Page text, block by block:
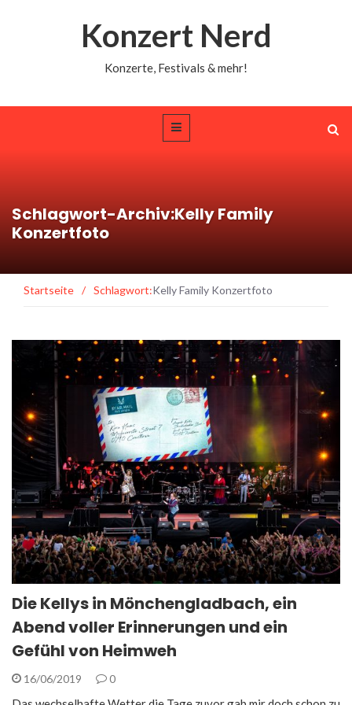
Konzert Nerd
Konzerte, Festivals & mehr!
Schlagwort-Archiv:Kelly Family
Konzertfoto
Startseite / Schlagwort:Kelly Family Konzertfoto
Die Kellys in Mönchengladbach, ein
Abend voller Erinnerungen und ein
Gefühl von Heimweh
16/06/2019 0